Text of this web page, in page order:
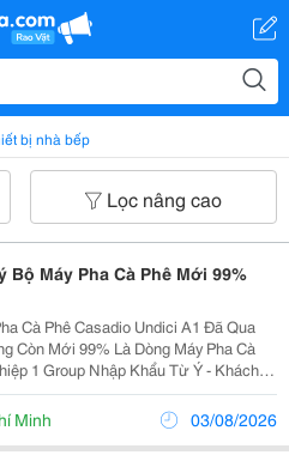
bị nhà bếp
Lọc nâng cao
Bộ Máy Pha Cà Phê Mới 99%
Cà Phê Casadio Undici A1 Đã Qua
Còn Mới 99% Là Dòng Máy Pha Cà
1 Group Nhập Khẩu Từ Ý - Khách
Có Thời Kinh Doanh Nên Cần Sang
Khách Cần Mơ Quán Mới - Đặc Biệt
Minh 03/08/2026